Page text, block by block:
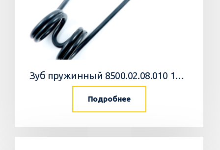
Зуб пружинный 8500.02.08.010 10 Агромастер
Подробнее